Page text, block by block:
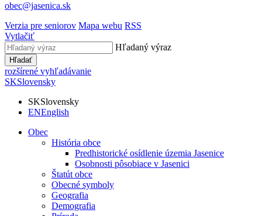
obec@jasenica.sk
Verzia pre seniorov Mapa webu RSS
Vytlačiť
Hľadaný výraz
Hľadať
rozšírené vyhľadávanie
SKSlovensky
SKSlovensky
ENEnglish
Obec
História obce
Predhistorické osídlenie územia Jasenice
Osobnosti pôsobiace v Jasenici
Štatút obce
Obecné symboly
Geografia
Demografia